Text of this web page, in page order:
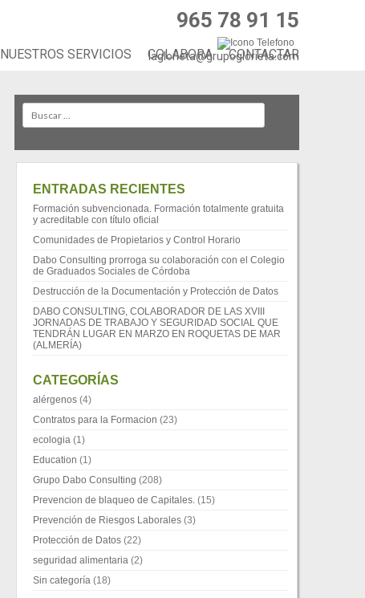
965 78 91 15
laglorieta@grupoglorieta.com
CONTACTAR
COLABORA
NUESTROS SERVICIOS
ENTRADAS RECIENTES
Formación subvencionada. Formación totalmente gratuita
y acreditable con título oficial
Comunidades de Propietarios y Control Horario
Dabo Consulting prorroga su colaboración con el Colegio
de Graduados Sociales de Córdoba
Destrucción de la Documentación y Protección de Datos
DABO CONSULTING, COLABORADOR DE LAS XVIII
JORNADAS DE TRABAJO Y SEGURIDAD SOCIAL QUE
TENDRÁN LUGAR EN MARZO EN ROQUETAS DE MAR
(ALMERÍA)
CATEGORÍAS
alérgenos (4)
Contratos para la Formacion (23)
ecologia (1)
Education (1)
Grupo Dabo Consulting (208)
Prevencion de blaqueo de Capitales. (15)
Prevención de Riesgos Laborales (3)
Protección de Datos (22)
seguridad alimentaria (2)
Sin categoría (18)